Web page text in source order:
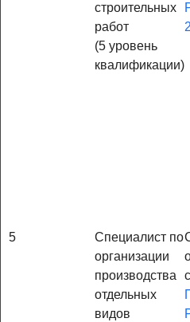
строительных
работ
(5 уровень
квалификации)
5
Специалист по
организации
производства
отдельных
видов